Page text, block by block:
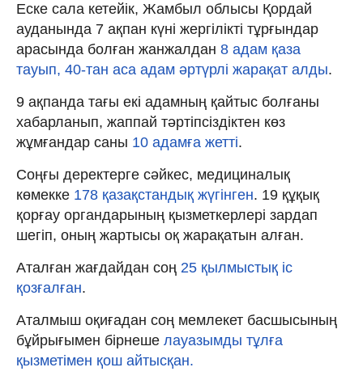
Еске сала кетейік, Жамбыл облысы Қордай
ауданында 7 ақпан күні жергілікті тұрғындар
арасында болған жанжалдан 8 адам қаза
тауып, 40-тан аса адам әртүрлі жарақат алды.
9 ақпанда тағы екі адамның қайтыс болғаны
хабарланып, жаппай тәртіпсіздіктен көз
жұмғандар саны 10 адамға жетті.
Соңғы деректерге сәйкес, медициналық
көмекке 178 қазақстандық жүгінген. 19 құқық
қорғау органдарының қызметкерлері зардап
шегіп, оның жартысы оқ жарақатын алған.
Аталған жағдайдан соң 25 қылмыстық іс
қозғалған.
Аталмыш оқиғадан соң мемлекет басшысының
бұйрығымен бірнеше лауазымды тұлға
қызметімен қош айтысқан.